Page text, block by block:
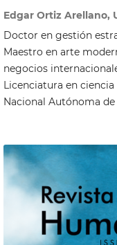
Edgar Ortiz Arellano,
Doctor en gestión
Maestro en arte
negocios
Licenciatura en
Nacional Autónoma de